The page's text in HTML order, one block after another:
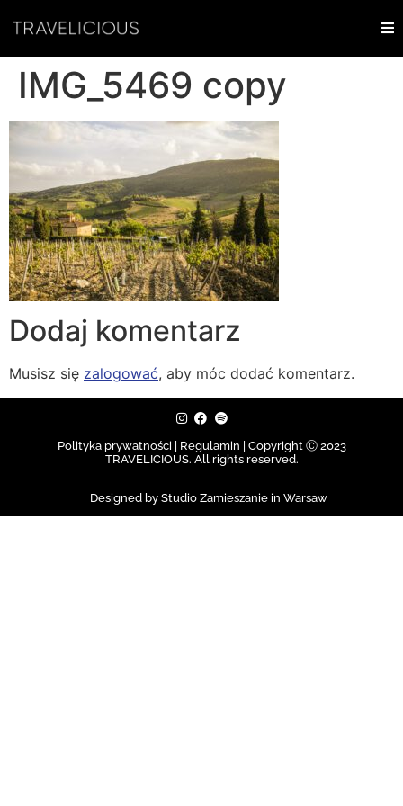
IMG_5469 copy
Dodaj komentarz
Musisz się zalogować, aby móc dodać komentarz.
Polityka prywatności | Regulamin | Copyright Ⓒ 2023
TRAVELICIOUS. All rights reserved.
Designed by Studio Zamieszanie in Warsaw